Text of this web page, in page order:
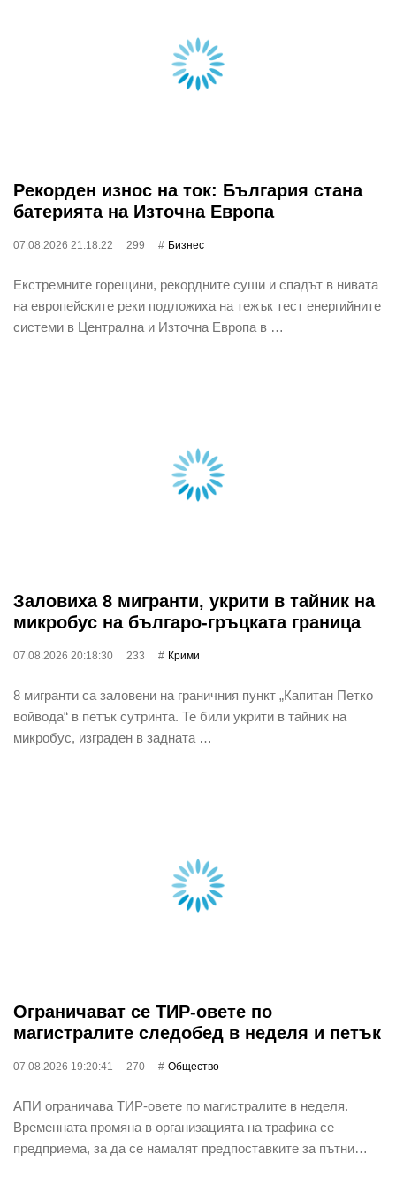
Рекорден износ на ток: България стана
батерията на Източна Европа
07.08.2026 21:18:22 299 Бизнес
Екстремните горещини, рекордните суши и спадът в нивата
на европейските реки подложиха на тежък тест енергийните
системи в Централна и Източна Европа в …
Заловиха 8 мигранти, укрити в тайник на
микробус на българо-гръцката граница
07.08.2026 20:18:30 233 Крими
8 мигранти са заловени на граничния пункт „Капитан Петко
войвода“ в петък сутринта. Те били укрити в тайник на
микробус, изграден в задната …
Ограничават се ТИР-овете по
магистралите следобед в неделя и петък
07.08.2026 19:20:41 270 Общество
АПИ ограничава ТИР-овете по магистралите в неделя.
Временната промяна в организацията на трафика се
предприема, за да се намалят предпоставките за пътни…